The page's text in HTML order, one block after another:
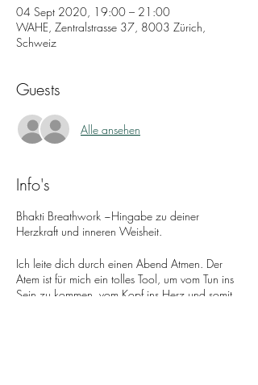
04 Sept 2020, 19:00 – 21:00
WAHE, Zentralstrasse 37, 8003 Zürich,
Schweiz
Guests
Alle ansehen
Info's
Bhakti Breathwork ~Hingabe zu deiner
Herzkraft und inneren Weisheit.
Ich leite dich durch einen Abend Atmen. Der
Atem ist für mich ein tolles Tool, um vom Tun ins
Sein zu kommen, vom Kopf ins Herz und somit